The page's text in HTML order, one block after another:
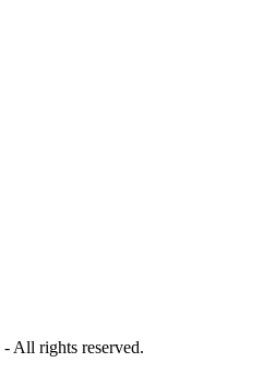
- All rights reserved.